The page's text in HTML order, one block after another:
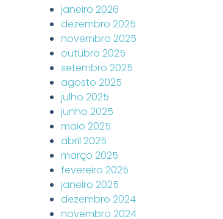
janeiro 2026
dezembro 2025
novembro 2025
outubro 2025
setembro 2025
agosto 2025
julho 2025
junho 2025
maio 2025
abril 2025
março 2025
fevereiro 2025
janeiro 2025
dezembro 2024
novembro 2024